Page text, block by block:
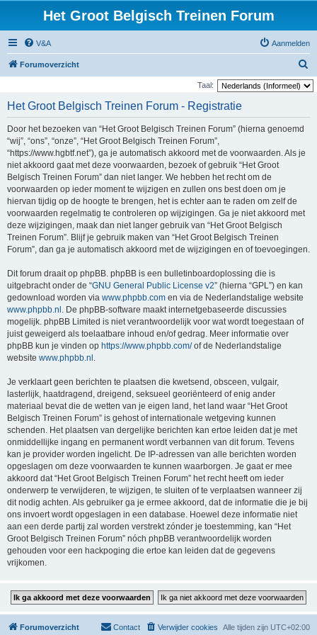
Het Groot Belgisch Treinen Forum
V&A Aanmelden
Forumoverzicht
o
Taal:
Het Groot Belgisch Treinen Forum - Registratie
Door het bezoeken van “Het Groot Belgisch Treinen Forum” (hierna genoemd
“wij”, “ons”, “onze”, “Het Groot Belgisch Treinen Forum”,
“https://www.hgbtf.net”), ga je automatisch akkoord met de voorwaarden. Als je
niet akkoord gaat met deze voorwaarden, bezoek of gebruik “Het Groot
Belgisch Treinen Forum” dan niet langer. We hebben het recht om de
voorwaarden op ieder moment te wijzigen en zullen ons best doen om je
hiervan tijdig op de hoogte te brengen, het is echter aan te raden om zelf de
voorwaarden regelmatig te controleren op wijzigingen. Ga je niet akkoord met
deze wijzigingen, maak dan niet langer gebruik van “Het Groot Belgisch
Treinen Forum”. Blijf je gebruik maken van “Het Groot Belgisch Treinen
Forum”, dan ga je automatisch akkoord met de wijzigingen en of toevoegingen.
Dit forum draait op phpBB. phpBB is een bulletinboardoplossing die is
uitgebracht onder de “GNU General Public License v2” (hierna “GPL”) en kan
gedownload worden via www.phpbb.com en via de Nederlandstalige website
www.phpbb.nl . De phpBB-software maakt internetgebaseerde discussies
mogelijk. phpBB Limited is niet verantwoordelijk voor wat wordt toegestaan of
juist geweigerd als toelaatbare inhoud en/of gedrag. Meer informatie over
phpBB kun je vinden op https://www.phpbb.com/of de Nederlandstalige
website www.phpbb.nl .
Je verklaart geen berichten te plaatsen die kwetsend, obsceen, vulgair,
lasterlijk, haatdragend, dreigend, seksueel georiënteerd of enig ander
materiaal bevat die de wetten van je eigen land, het land waar “Het Groot
Belgisch Treinen Forum” is gehost of internationale wetgeving kunnen
schenden. Het plaatsen van dergelijke berichten kan ertoe leiden dat je met
onmiddellijke ingang en permanent wordt verbannen van dit forum. Tevens
kan je provider worden ingelicht. De IP-adressen van alle berichten worden
opgeslagen om deze voorwaarden te kunnen waarborgen. Je gaat er mee
akkoord dat “Het Groot Belgisch Treinen Forum” het recht heeft om ieder
onderwerp te verwijderen, te wijzigen, te sluiten of te verplaatsen wanneer zij
dit nodig achten. Als gebruiker ga je ermee akkoord, dat de informatie die je bij
ons invoert wordt opgeslagen in een database. Hoewel deze informatie niet
aan een derde partij zal worden verstrekt zónder je toestemming, kan “Het
Groot Belgisch Treinen Forum” nóch phpBB verantwoordelijk worden
gehouden voor een hackpoging die ertoe kan leiden dat de gegevens
vrijkomen.
Forumoverzicht Alle tijden zijn UTC+02:00
Verwijder cookies
Contact